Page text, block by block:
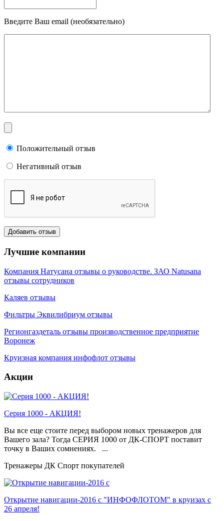
Введите Ваш email (необязательно)
Положительный отзыв
Негативный отзыв
Лучшие компании
Компания Натусана отзывы о руководстве. ЗАО Natusana
отзывы сотрудников
Каляев отзывы
Фильтры Эквилибриум отзывы
Регионгаздеталь отзывы производственное предприятие
Воронеж
Круизная компания инфофлот отзывы
Акции
Серия 1000 - АКЦИЯ!
Вы все еще стоите перед выбором новых тренажеров для
Вашего зала? Тогда СЕРИЯ 1000 от ДК-СПОРТ поставит
точку в Ваших сомнениях. ...
Тренажеры ДК Спорт покупателей
Открытие навигации-2016 с "ИНФОФЛОТОМ" в круизах с
26 апреля!